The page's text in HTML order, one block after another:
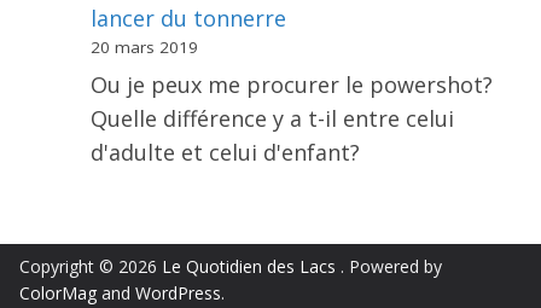
lancer du tonnerre
20 mars 2019
Ou je peux me procurer le powershot?
Quelle différence y a t-il entre celui
d'adulte et celui d'enfant?
Copyright © 2026 Le Quotidien des Lacs . Powered by
ColorMag and WordPress.